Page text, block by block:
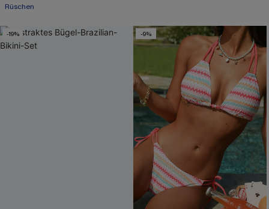
Rüschen
-19% -9%